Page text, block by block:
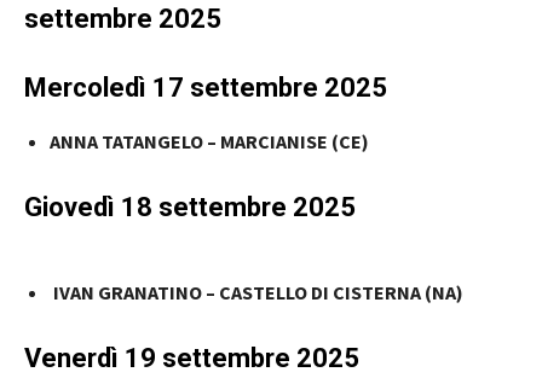
settembre 2025
Mercoledì 17 settembre 2025
ANNA TATANGELO – MARCIANISE (CE)
Giovedì 18 settembre 2025
IVAN GRANATINO – CASTELLO DI CISTERNA (NA)
Venerdì 19 settembre 2025